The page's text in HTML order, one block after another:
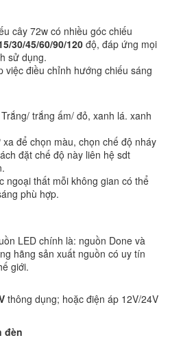
cây 72w có nhiều góc chiếu
30/45/60/90/120 độ, đáp ứng mọi
sử dụng.
việc điều chỉnh hướng chiếu sáng
trắng ấm/ đỏ, xanh lá. xanh
để chọn màu, chọn chế độ nháy
đặt chế độ này liên hệ sdt
ngoại thất mỗi không gian có thể
phù hợp.
LED chính là: nguồn Done và
hãng sản xuất nguồn có uy tín
giới.
thông dụng; hoặc điện áp 12V/24V
đèn